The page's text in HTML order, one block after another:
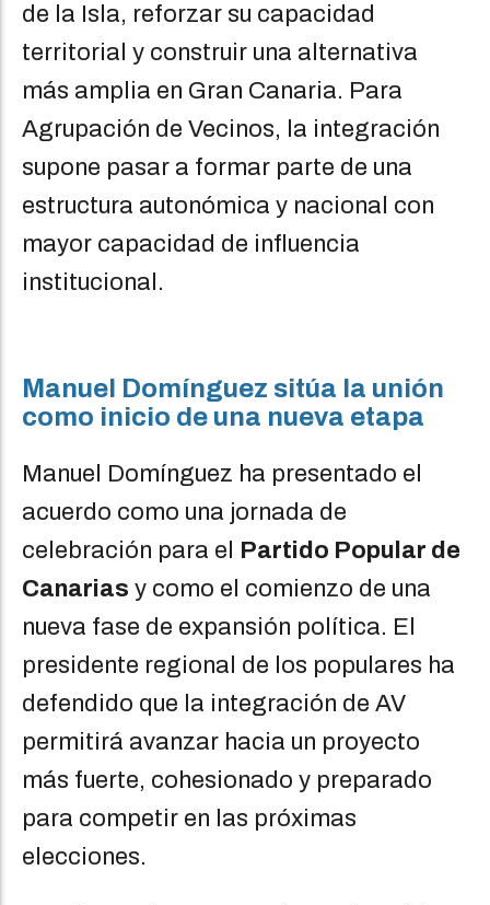
de la Isla, reforzar su capacidad
territorial y construir una alternativa
más amplia en Gran Canaria. Para
Agrupación de Vecinos, la integración
supone pasar a formar parte de una
estructura autonómica y nacional con
mayor capacidad de influencia
institucional.
Manuel Domínguez sitúa la unión
como inicio de una nueva etapa
Manuel Domínguez ha presentado el
acuerdo como una jornada de
celebración para el Partido Popular de
Canarias y como el comienzo de una
nueva fase de expansión política. El
presidente regional de los populares ha
defendido que la integración de AV
permitirá avanzar hacia un proyecto
más fuerte, cohesionado y preparado
para competir en las próximas
elecciones.